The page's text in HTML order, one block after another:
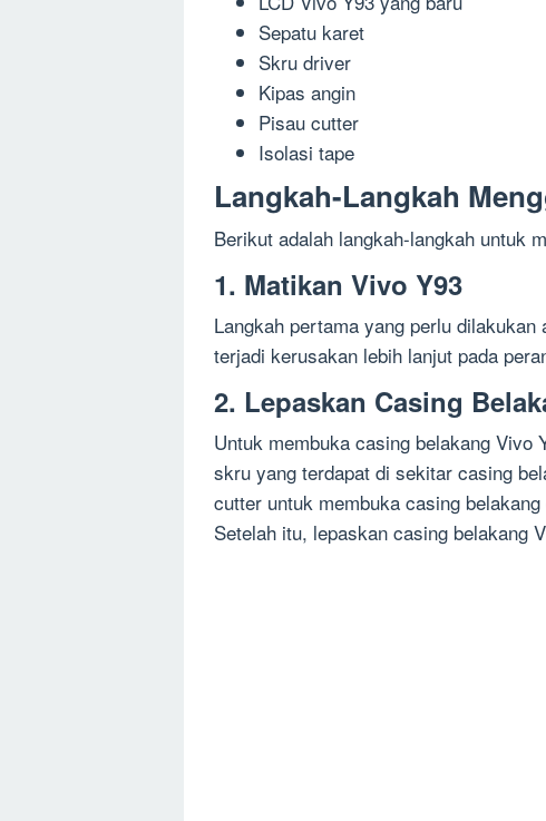
Sepatu karet
Skru driver
Kipas angin
Pisau cutter
Isolasi tape
Langkah-Langkah
Berikut adalah langkah-langkah untuk
1. Matikan Vivo Y93
Langkah pertama yang perlu
terjadi kerusakan lebih lanjut pada
2. Lepaskan Casing
Untuk membuka casing belakang
skru yang terdapat di sekitar casing
cutter untuk membuka casing
Setelah itu, lepaskan casing belakang